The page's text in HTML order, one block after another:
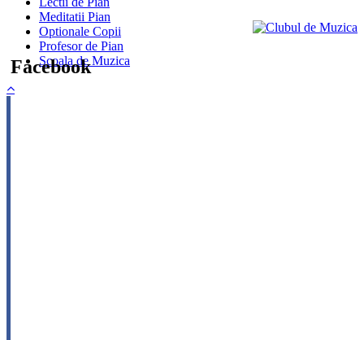
Meditatii Pian
Optionale Copii
Profesor de Pian
Scoala de Muzica
Facebook